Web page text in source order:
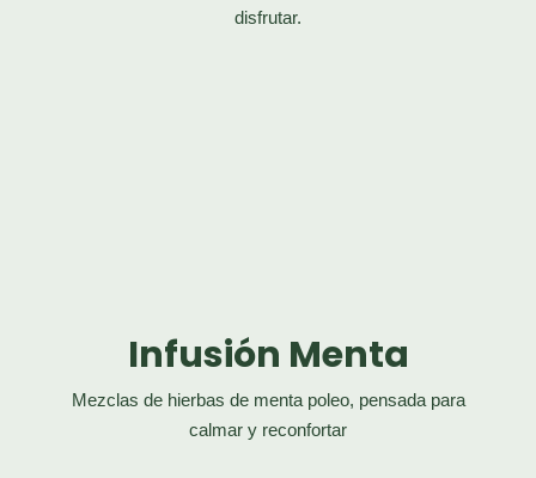
disfrutar.
Infusión Menta
Mezclas de hierbas de menta poleo, pensada para
calmar y reconfortar